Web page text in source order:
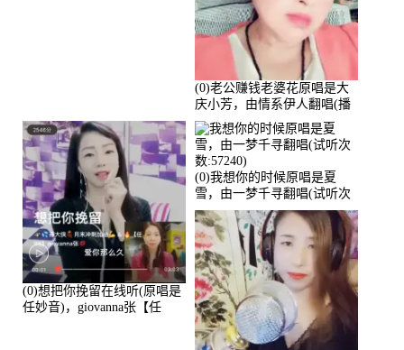
(0)老公赚钱老婆花原唱是大
庆小芳，由情系伊人翻唱(播
放:72036)
(0)想把你挽留在线听(原唱是
任妙音)，giovanna张【任
(0)我想你的时候原唱是夏
雪，由一梦千寻翻唱(试听次
数:57240)